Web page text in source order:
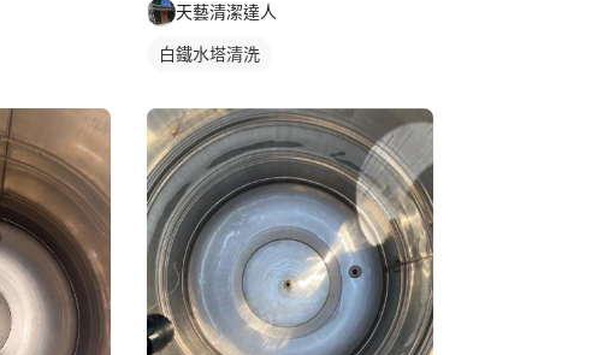
天藝清潔達人
白鐵水塔清洗